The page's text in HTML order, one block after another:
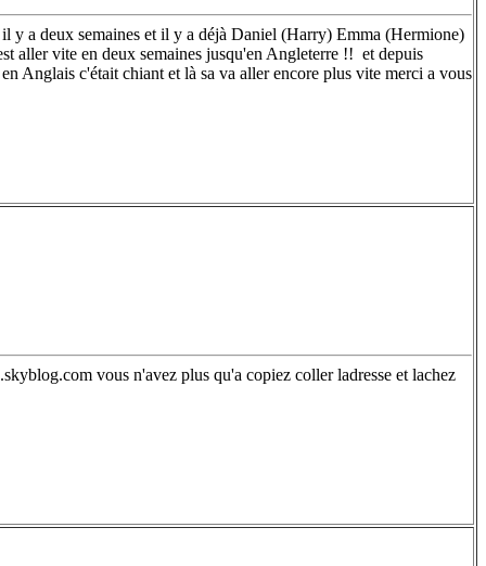
y a deux semaines et il y a déjà Daniel (Harry) Emma (Hermione)
aller vite en deux semaines jusqu'en Angleterre !! et depuis
Anglais c'était chiant et là sa va aller encore plus vite merci a vous
vous n'avez plus qu'a copiez coller ladresse et lachez